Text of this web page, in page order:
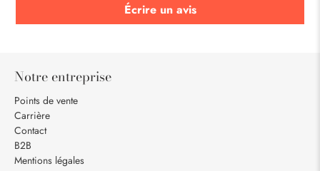
Écrire un avis
Notre entreprise
Points de vente
Carrière
Contact
B2B
Mentions légales